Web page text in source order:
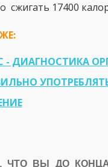
сжигать 17400
- ДИАГНОСТИКА
ЧТО ВЫ ДО